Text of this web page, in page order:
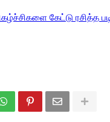
கேட்டு ரசித்த